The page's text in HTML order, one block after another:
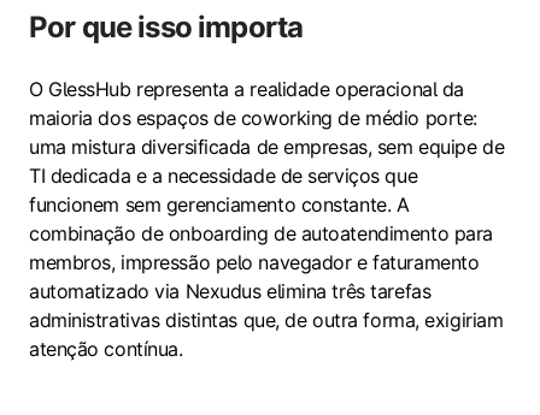
Por que isso importa
O GlessHub representa a realidade operacional da
maioria dos espaços de coworking de médio porte:
uma mistura diversificada de empresas, sem equipe de
TI dedicada e a necessidade de serviços que
funcionem sem gerenciamento constante. A
combinação de onboarding de autoatendimento para
membros, impressão pelo navegador e faturamento
automatizado via Nexudus elimina três tarefas
administrativas distintas que, de outra forma, exigiriam
atenção contínua.